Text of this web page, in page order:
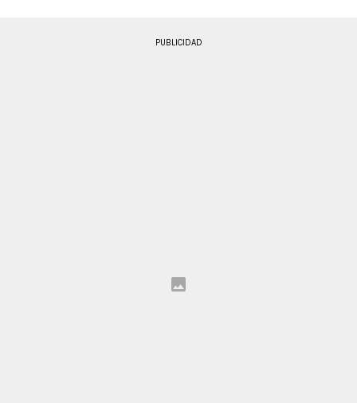
PUBLICIDAD